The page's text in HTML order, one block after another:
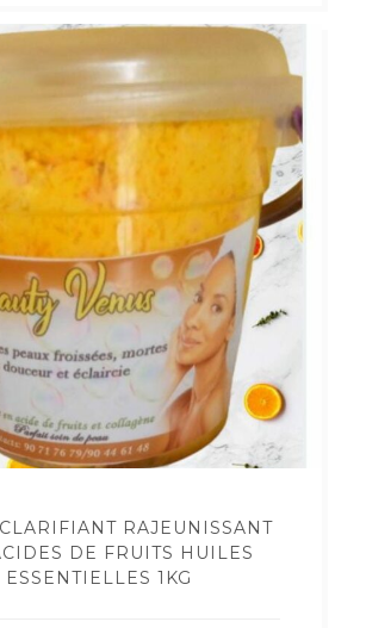
RAJEUNISSANT
DE FRUITS HUILES
ESSENTIELLES 1KG